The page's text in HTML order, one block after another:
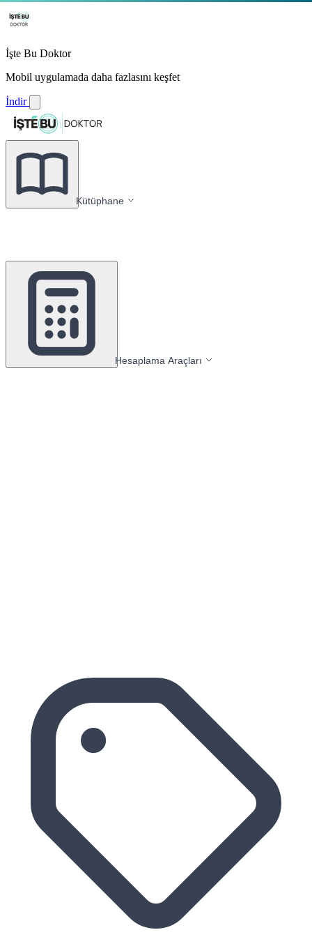
İşte Bu Doktor
Mobil uygulamada daha fazlasını keşfet
İndir
Kütüphane
Hesaplama Araçları